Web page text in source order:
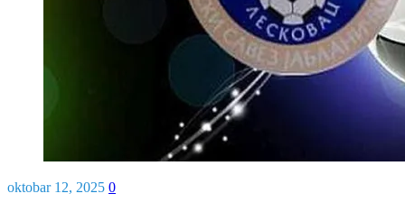
oktobar 12, 2025 0